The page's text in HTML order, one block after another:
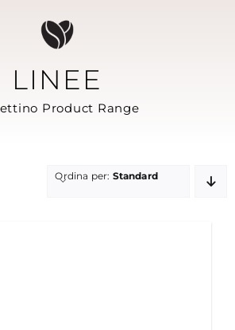
LINEE
Product Range
Ordina per: Standard